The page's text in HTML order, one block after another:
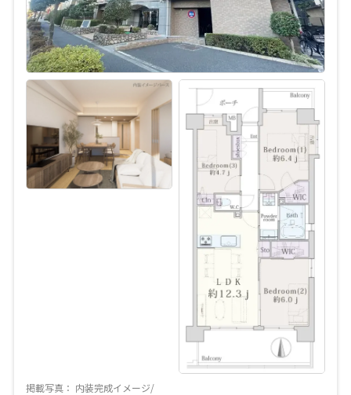
掲載写真： 内装完成イメージ/